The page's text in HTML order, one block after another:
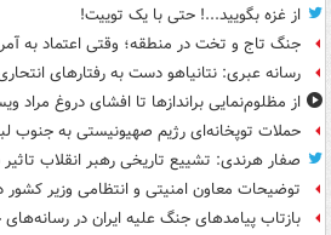
از غزه بگویید...! حتی با یک توییت!
جنگ تاج و تخت در منطقه؛ وقتی اعتماد به
رسانه عبری: نتانیاهو دست به رفتارهای
از مظلوم‌نمایی براندازها تا افشای دروغ مراد
حملات توپخانه‌ای رژیم صهیونیستی به جنوب
صفار هرندی: تشییع تاریخی رهبر انقلاب
توضیحات معاون امنیتی و انتظامی وزیر کشور
بازتاب پیامدهای جنگ علیه ایران در